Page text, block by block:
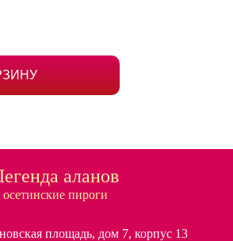
аланов
осетинские пироги
площадь, дом 7, корпус 13